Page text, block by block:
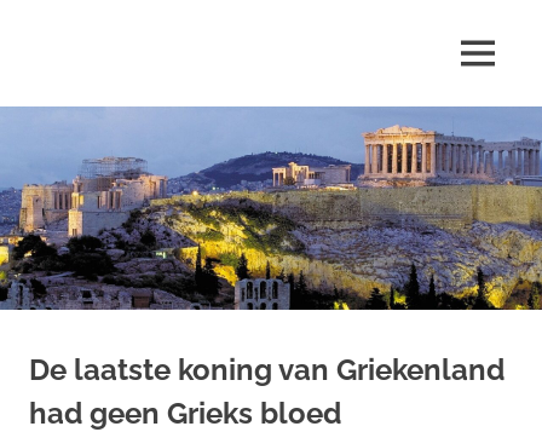
inhoud
schrijft
over
…
MENU
De laatste koning van Griekenland
had geen Grieks bloed